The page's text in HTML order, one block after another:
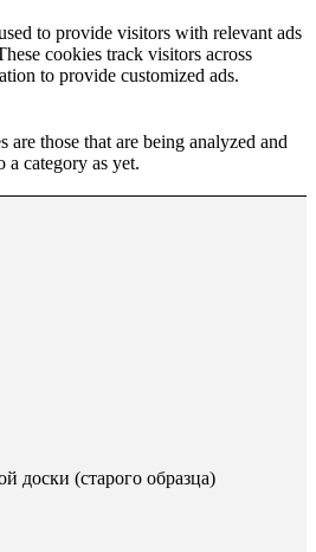
to provide visitors with relevant ads
cookies track visitors across
to provide customized ads.
are those that are being analyzed and
a category as yet.
доски (старого образца)